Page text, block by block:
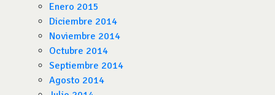
Enero 2015
Diciembre 2014
Noviembre 2014
Octubre 2014
Septiembre 2014
Agosto 2014